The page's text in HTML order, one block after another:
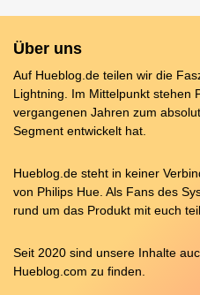
Über uns
Auf Hueblog.de teilen wir die
Lightning. Im Mittelpunkt stehen
vergangenen Jahren zum
Segment entwickelt hat.
Hueblog.de steht in keiner
von Philips Hue. Als Fans des
rund um das Produkt mit euch
Seit 2020 sind unsere Inhalte
Hueblog.com zu finden.